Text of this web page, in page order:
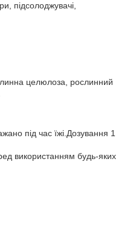
підсолоджувачі,
целюлоза, рослинний
під час їжі.Дозування 1
використанням будь-яких